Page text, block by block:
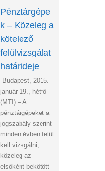
Pénztárgépe
k – Közeleg a
kötelező
felülvizsgálat
határideje
Budapest, 2015.
január 19., hétfő
(MTI) – A
pénztárgépeket a
jogszabály szerint
minden évben felül
kell vizsgálni,
közeleg az
elsőként bekötött